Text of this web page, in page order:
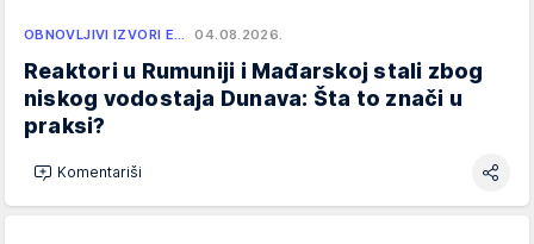
OBNOVLJIVI IZVORI E… 04.08.2026.
Reaktori u Rumuniji i Mađarskoj stali zbog
niskog vodostaja Dunava: Šta to znači u
praksi?
Komentariši